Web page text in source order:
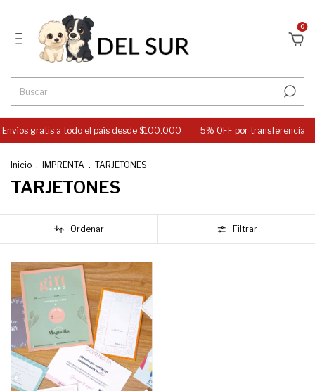
0
gratis a todo el país desde $100.000 5% OFF por transferencia
Inicio . IMPRENTA . TARJETONES
TARJETONES
Ordenar Filtrar